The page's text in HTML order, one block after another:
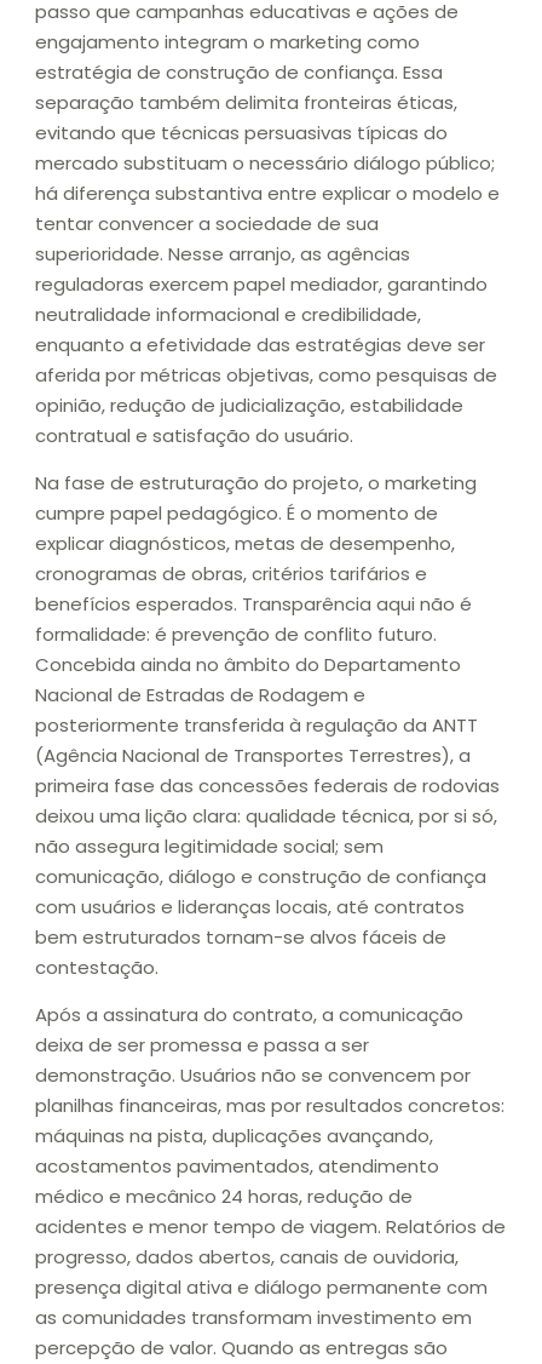
passo que campanhas educativas e ações de
engajamento integram o marketing como
estratégia de construção de confiança. Essa
separação também delimita fronteiras éticas,
evitando que técnicas persuasivas típicas do
mercado substituam o necessário diálogo público;
há diferença substantiva entre explicar o modelo e
tentar convencer a sociedade de sua
superioridade. Nesse arranjo, as agências
reguladoras exercem papel mediador, garantindo
neutralidade informacional e credibilidade,
enquanto a efetividade das estratégias deve ser
aferida por métricas objetivas, como pesquisas de
opinião, redução de judicialização, estabilidade
contratual e satisfação do usuário.
Na fase de estruturação do projeto, o marketing
cumpre papel pedagógico. É o momento de
explicar diagnósticos, metas de desempenho,
cronogramas de obras, critérios tarifários e
benefícios esperados. Transparência aqui não é
formalidade: é prevenção de conflito futuro.
Concebida ainda no âmbito do Departamento
Nacional de Estradas de Rodagem e
posteriormente transferida à regulação da ANTT
(Agência Nacional de Transportes Terrestres), a
primeira fase das concessões federais de rodovias
deixou uma lição clara: qualidade técnica, por si só,
não assegura legitimidade social; sem
comunicação, diálogo e construção de confiança
com usuários e lideranças locais, até contratos
bem estruturados tornam-se alvos fáceis de
contestação.
Após a assinatura do contrato, a comunicação
deixa de ser promessa e passa a ser
demonstração. Usuários não se convencem por
planilhas financeiras, mas por resultados concretos:
máquinas na pista, duplicações avançando,
acostamentos pavimentados, atendimento
médico e mecânico 24 horas, redução de
acidentes e menor tempo de viagem. Relatórios de
progresso, dados abertos, canais de ouvidoria,
presença digital ativa e diálogo permanente com
as comunidades transformam investimento em
percepção de valor. Quando as entregas são